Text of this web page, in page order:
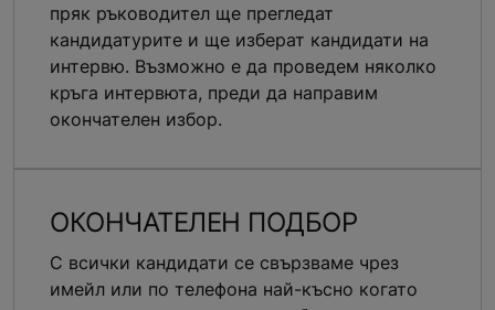
пряк ръководител ще прегледат
кандидатурите и ще изберат кандидати на
интервю. Възможно е да проведем няколко
кръга интервюта, преди да направим
окончателен избор.
ОКОНЧАТЕЛЕН ПОДБОР
С всички кандидати се свързваме чрез
имейл или по телефона най-късно когато